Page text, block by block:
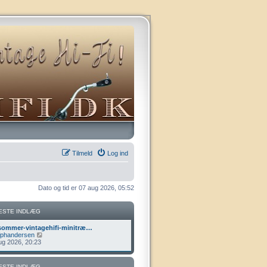
Log ind
Tilmeld
Dato og tid er 07 aug 2026, 05:52
INDLÆG
vintagehifi-minitræ…
d
2026, 20:23